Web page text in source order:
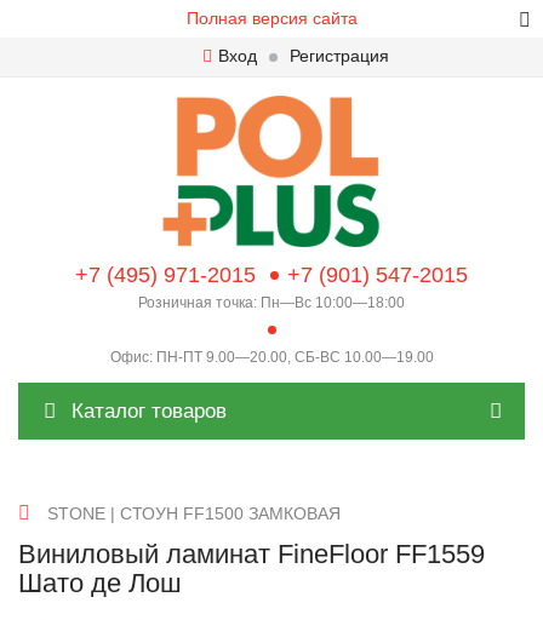
Полная версия сайта
Вход
Регистрация
+7 (495) 971-2015 +7 (901) 547-2015
Розничная точка: Пн—Вс 10:00—18:00
Офис: ПН-ПТ 9.00—20.00, СБ-ВС 10.00—19.00
Каталог товаров
STONE | СТОУН FF1500 ЗАМКОВАЯ
Виниловый ламинат FineFloor FF1559
Шато де Лош